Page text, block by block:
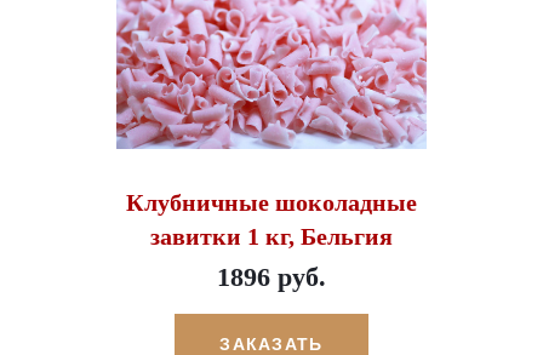
Клубничные шоколадные
завитки 1 кг, Бельгия
1896 руб.
ЗАКАЗАТЬ